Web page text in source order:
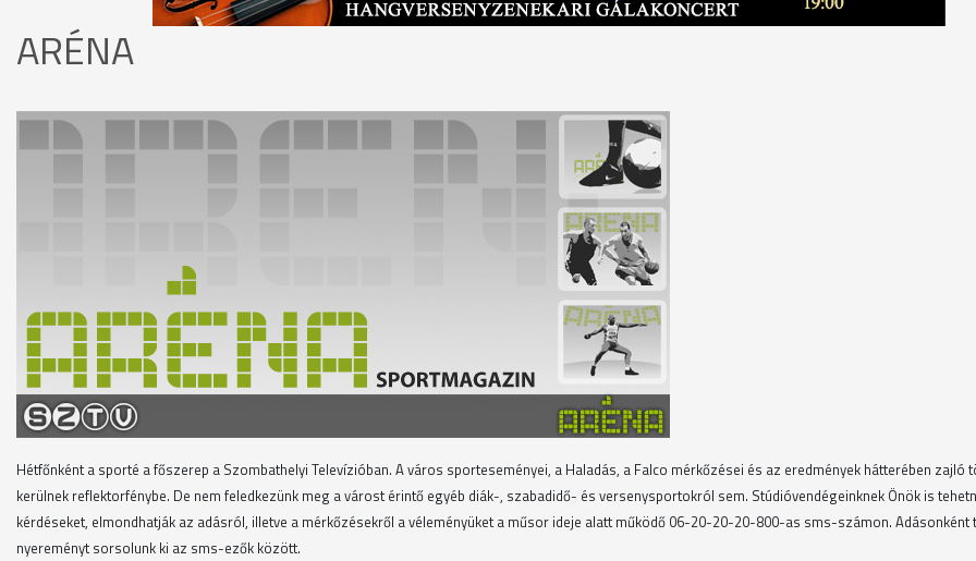
ARÉNA
Hétfőnként a sporté a főszerep a Szombathelyi Televízióban. A város sporteseményei, a Haladás, a Falco mérkőzései és az eredmények hátterében zajló
kerülnek reflektorfénybe. De nem feledkezünk meg a várost érintő egyéb diák-, szabadidő- és versenysportokról sem. Stúdióvendégeinknek Önök is
kérdéseket, elmondhatják az adásról, illetve a mérkőzésekről a véleményüket a műsor ideje alatt működő 06-20-20-20-800-as sms-számon. Adásonként
nyereményt sorsolunk ki az sms-ezők között.